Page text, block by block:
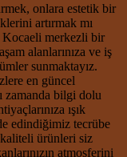
onlara estetik bir
artırmak mı
Kocaeli merkezli bir
alanlarınıza ve iş
sunmaktayız.
en güncel
zamanda bilgi dolu
ışık
edindiğimiz tecrübe
ürünleri siz
atmosferini